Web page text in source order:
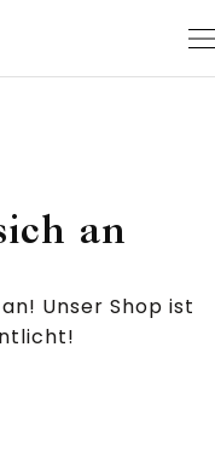
an
Unser Shop ist